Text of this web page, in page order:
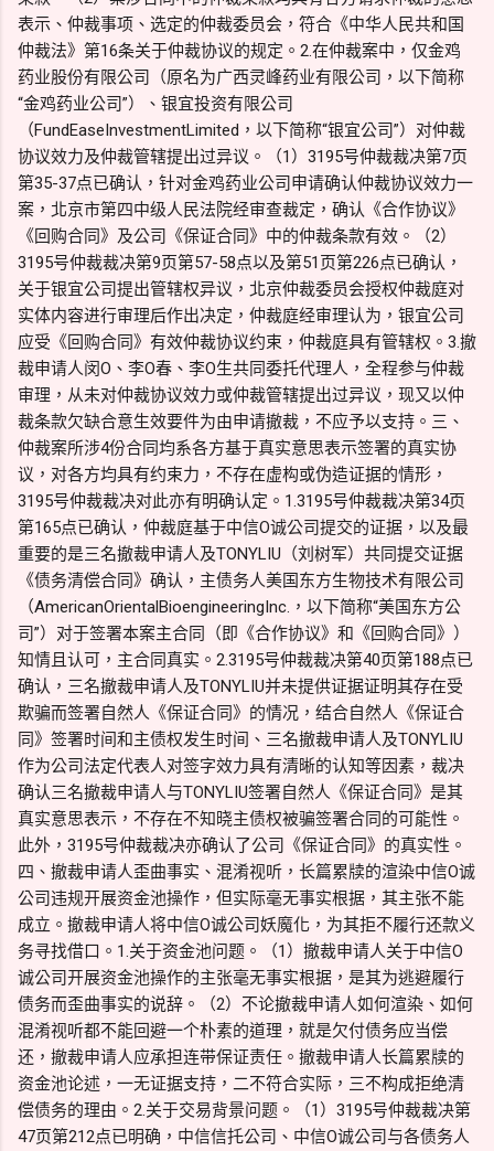
表示、仲裁事项、选定的仲裁委员会，符合《中华人民共和国
仲裁法》第16条关于仲裁协议的规定。2.在仲裁案中，仅金鸡
药业股份有限公司（原名为广西灵峰药业有限公司，以下简称
“金鸡药业公司”）、银宜投资有限公司
（FundEaseInvestmentLimited，以下简称“银宜公司”）对仲裁
协议效力及仲裁管辖提出过异议。（1）3195号仲裁裁决第7页
第35-37点已确认，针对金鸡药业公司申请确认仲裁协议效力一
案，北京市第四中级人民法院经审查裁定，确认《合作协议》
《回购合同》及公司《保证合同》中的仲裁条款有效。（2）
3195号仲裁裁决第9页第57-58点以及第51页第226点已确认，
关于银宜公司提出管辖权异议，北京仲裁委员会授权仲裁庭对
实体内容进行审理后作出决定，仲裁庭经审理认为，银宜公司
应受《回购合同》有效仲裁协议约束，仲裁庭具有管辖权。3.撤
裁申请人闵O、李O春、李O生共同委托代理人，全程参与仲裁
审理，从未对仲裁协议效力或仲裁管辖提出过异议，现又以仲
裁条款欠缺合意生效要件为由申请撤裁，不应予以支持。三、
仲裁案所涉4份合同均系各方基于真实意思表示签署的真实协
议，对各方均具有约束力，不存在虚构或伪造证据的情形，
3195号仲裁裁决对此亦有明确认定。1.3195号仲裁裁决第34页
第165点已确认，仲裁庭基于中信O诚公司提交的证据，以及最
重要的是三名撤裁申请人及TONYLIU（刘树军）共同提交证据
《债务清偿合同》确认，主债务人美国东方生物技术有限公司
（AmericanOrientalBioengineeringInc.，以下简称“美国东方公
司”）对于签署本案主合同（即《合作协议》和《回购合同》）
知情且认可，主合同真实。2.3195号仲裁裁决第40页第188点已
确认，三名撤裁申请人及TONYLIU并未提供证据证明其存在受
欺骗而签署自然人《保证合同》的情况，结合自然人《保证合
同》签署时间和主债权发生时间、三名撤裁申请人及TONYLIU
作为公司法定代表人对签字效力具有清晰的认知等因素，裁决
确认三名撤裁申请人与TONYLIU签署自然人《保证合同》是其
真实意思表示，不存在不知晓主债权被骗签署合同的可能性。
此外，3195号仲裁裁决亦确认了公司《保证合同》的真实性。
四、撤裁申请人歪曲事实、混淆视听，长篇累牍的渲染中信O诚
公司违规开展资金池操作，但实际毫无事实根据，其主张不能
成立。撤裁申请人将中信O诚公司妖魔化，为其拒不履行还款义
务寻找借口。1.关于资金池问题。（1）撤裁申请人关于中信O
诚公司开展资金池操作的主张毫无事实根据，是其为逃避履行
债务而歪曲事实的说辞。（2）不论撤裁申请人如何渲染、如何
混淆视听都不能回避一个朴素的道理，就是欠付债务应当偿
还，撤裁申请人应承担连带保证责任。撤裁申请人长篇累牍的
资金池论述，一无证据支持，二不符合实际，三不构成拒绝清
偿债务的理由。2.关于交易背景问题。（1）3195号仲裁裁决第
47页第212点已明确，中信信托公司、中信O诚公司与各债务人